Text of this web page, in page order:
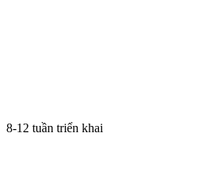
8-12 tuần triển khai